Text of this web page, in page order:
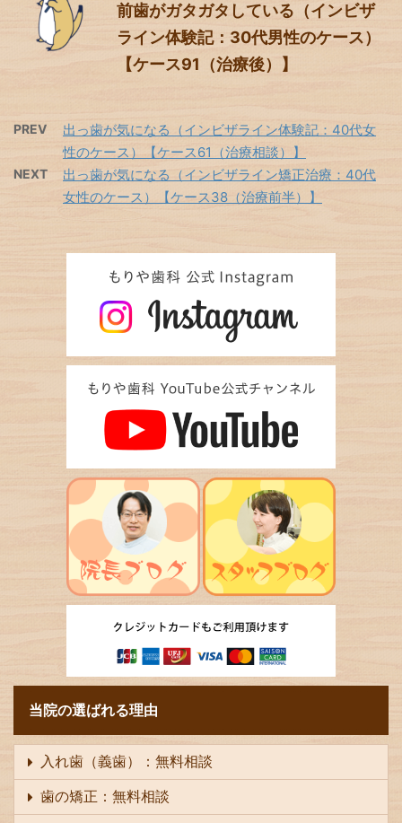
前歯がガタガタしている（インビザ
ライン体験記：30代男性のケース）
【ケース91（治療後）】
PREV
出っ歯が気になる（インビザライン体験記：40代女
性のケース）【ケース61（治療相談）】
NEXT
出っ歯が気になる（インビザライン矯正治療：40代
女性のケース）【ケース38（治療前半）】
当院の選ばれる理由
入れ歯（義歯）：無料相談
歯の矯正：無料相談